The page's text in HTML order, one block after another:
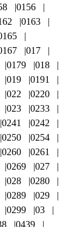
0156
0163
017
0179
018
019
0191
022
0220
023
0233
0241
0242
0250
0254
0260
0261
0269
027
028
0280
0289
029
0299
03
0439